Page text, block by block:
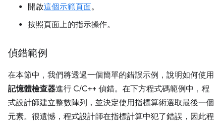
開啟這個示範頁面。
按照頁面上的指示操作。
偵錯範例
在本節中，我們將透過一個簡單的錯誤示例，說明如何使用
記憶體檢查器進行 C/C++ 偵錯。在下方程式碼範例中，程
式設計師建立整數陣列，並決定使用指標算術選取最後一個
元素。很遺憾，程式設計師在指標計算中犯了錯誤，因此程